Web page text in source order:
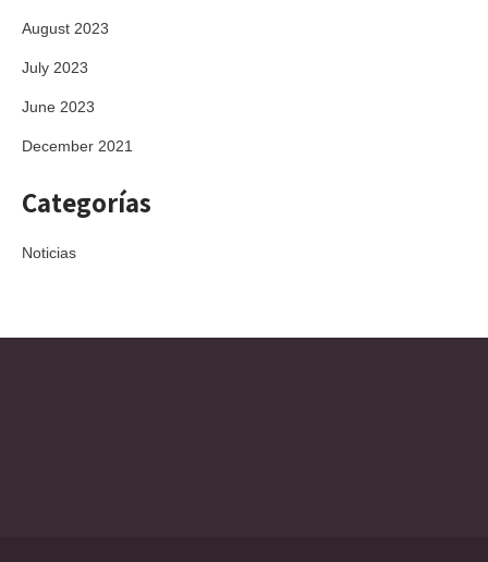
August 2023
July 2023
June 2023
December 2021
Categorías
Noticias